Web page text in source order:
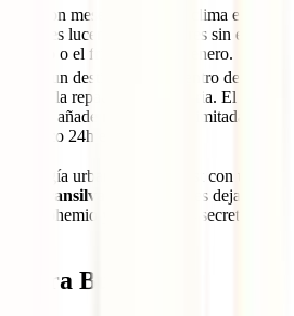
son meses ideales. El clima es
parques lucen espectaculares sin el
de julio o el frío intenso de enero.
es un destino seguro dentro de la
cubre la repatriación sanitaria. El
añade repatriación ilimitada, red
Médico 24h en español.
energía urbana de Bucarest con una
de Transilvania
, o prefieres dejarte
bohemio y los rincones secretos de
para Bucarest